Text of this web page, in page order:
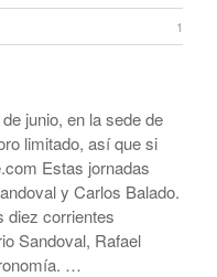
1
junio, en la sede de
limitado, así que si
Estas jornadas
y Carlos Balado.
diez corrientes
Sandoval, Rafael
…